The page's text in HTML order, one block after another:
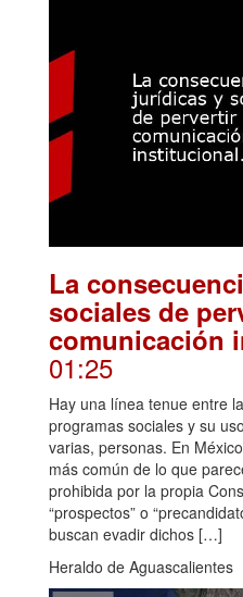
La
sociales de
comunicación
01:25
Hay una línea tenue entre
programas sociales y su
varias, personas. En
más común de lo que
prohibida por la propia
“prospectos” o
buscan evadir dichos […]
Heraldo de Aguascalientes